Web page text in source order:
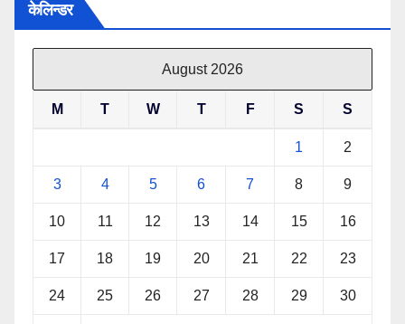
केलिन्डर
August 2026
M T W T F S S
1 2
3 4 5 6 7 8 9
10 11 12 13 14 15 16
17 18 19 20 21 22 23
24 25 26 27 28 29 30